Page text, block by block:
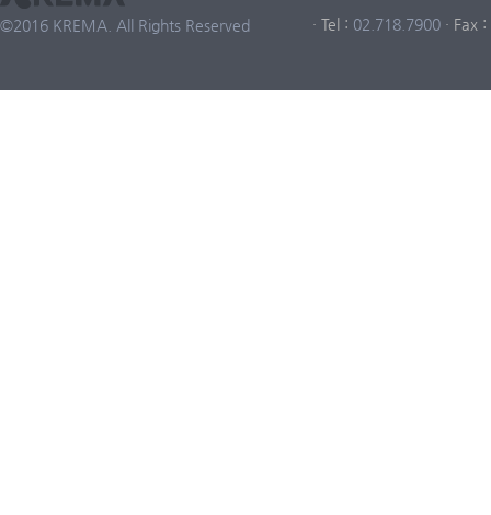
©2016 KREMA. All Rights Reserved
· Tel : 02.718.7900 · Fax :